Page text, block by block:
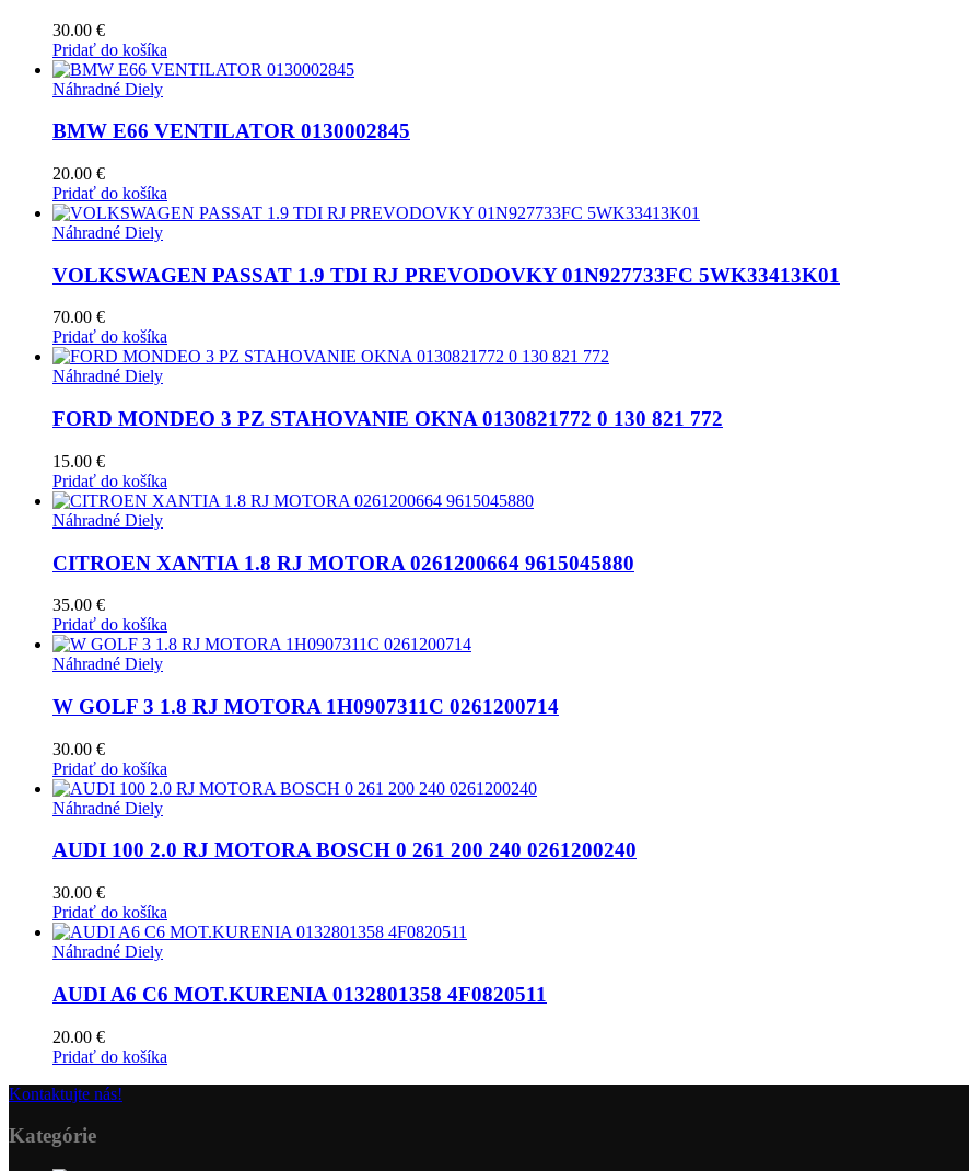
30.00 €
Pridať do košíka
Náhradné Diely
BMW E66 VENTILATOR 0130002845
20.00 €
Pridať do košíka
Náhradné Diely
VOLKSWAGEN PASSAT 1.9 TDI RJ PREVODOVKY 01N927733FC 5WK33413K01
70.00 €
Pridať do košíka
Náhradné Diely
FORD MONDEO 3 PZ STAHOVANIE OKNA 0130821772 0 130 821 772
15.00 €
Pridať do košíka
Náhradné Diely
CITROEN XANTIA 1.8 RJ MOTORA 0261200664 9615045880
35.00 €
Pridať do košíka
Náhradné Diely
W GOLF 3 1.8 RJ MOTORA 1H0907311C 0261200714
30.00 €
Pridať do košíka
Náhradné Diely
AUDI 100 2.0 RJ MOTORA BOSCH 0 261 200 240 0261200240
30.00 €
Pridať do košíka
Náhradné Diely
AUDI A6 C6 MOT.KURENIA 0132801358 4F0820511
20.00 €
Pridať do košíka
Kontaktujte nás!
Kategórie